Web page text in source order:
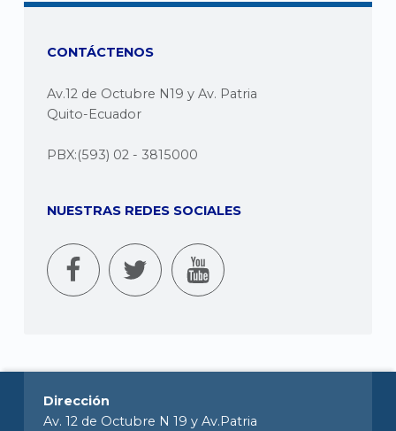
CONTÁCTENOS
Av.12 de Octubre N19 y Av. Patria
Quito-Ecuador
PBX:(593) 02 - 3815000
NUESTRAS REDES SOCIALES
Dirección
Av. 12 de Octubre N 19 y Av.Patria